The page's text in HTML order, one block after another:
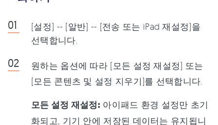
[설정] -- [알반] -- [전송 또는 iPad 재설정]을
선택합니다.
원하는 옵션에 따라 [모든 설정 재설정] 또는
[모든 콘텐츠 및 설정 지우기]를 선택합니다.
모든 설정 재설정: 아이패드 환경 설정만 초기
화되고, 기기 안에 저장된 데이터는 유지됩니